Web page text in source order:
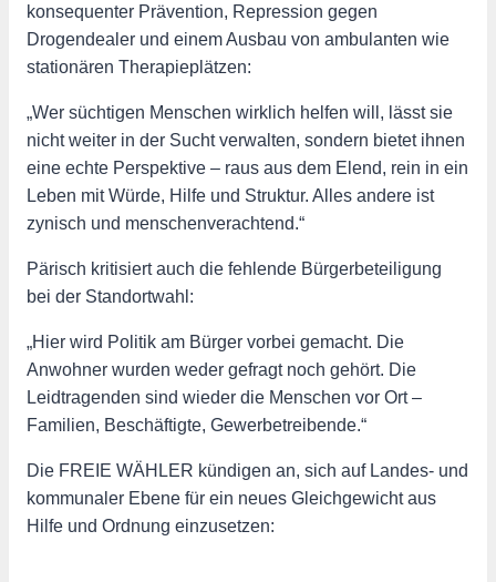
konsequenter Prävention, Repression gegen
Drogendealer und einem Ausbau von ambulanten wie
stationären Therapieplätzen:
„Wer süchtigen Menschen wirklich helfen will, lässt sie
nicht weiter in der Sucht verwalten, sondern bietet ihnen
eine echte Perspektive – raus aus dem Elend, rein in ein
Leben mit Würde, Hilfe und Struktur. Alles andere ist
zynisch und menschenverachtend.“
Pärisch kritisiert auch die fehlende Bürgerbeteiligung
bei der Standortwahl:
„Hier wird Politik am Bürger vorbei gemacht. Die
Anwohner wurden weder gefragt noch gehört. Die
Leidtragenden sind wieder die Menschen vor Ort –
Familien, Beschäftigte, Gewerbetreibende.“
Die FREIE WÄHLER kündigen an, sich auf Landes- und
kommunaler Ebene für ein neues Gleichgewicht aus
Hilfe und Ordnung einzusetzen: